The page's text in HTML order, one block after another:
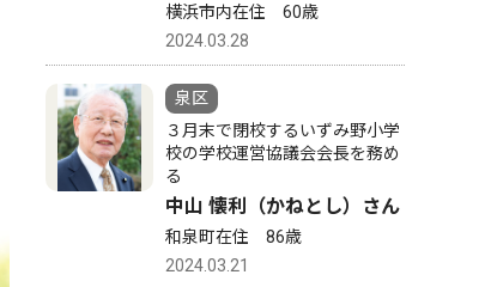
横浜市内在住 60歳
2024.03.28
泉区
３月末で閉校するいずみ野小学
校の学校運営協議会会長を務め
る
中山 懐利（かねとし）さん
和泉町在住 86歳
2024.03.21